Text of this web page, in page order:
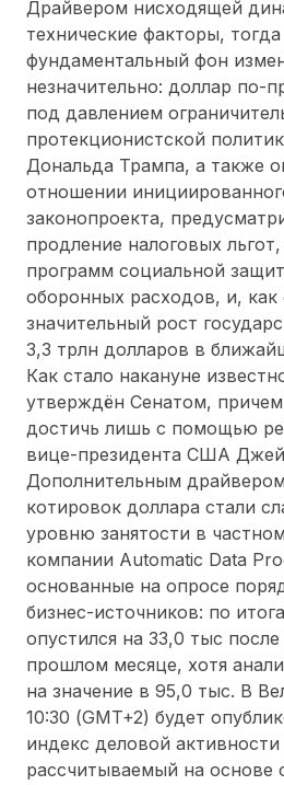
Драйвером нисходящей
технические факторы, тогда
фундаментальный фон
незначительно: доллар по-
под давлением
протекционистской
Дональда Трампа, а также
отношении
законопроекта,
продление налоговых
программ социальной
оборонных расходов, и, как
значительный рост
3,3 трлн долларов в
Как стало накануне
утверждён Сенатом,
достичь лишь с помощью
вице-президента США
Дополнительным
котировок доллара стали
уровню занятости в
компании Automatic Data
основанные на опросе
бизнес-источников: по
опустился на 33,0 тыс
прошлом месяце, хотя
на значение в 95,0 тыс. В
10:30 (GMT+2) будет
индекс деловой активности
рассчитываемый на основе